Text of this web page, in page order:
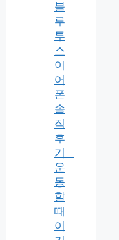
블
루
투
스
이
어
폰
솔
직
후
기 –
운
동
할
때
이